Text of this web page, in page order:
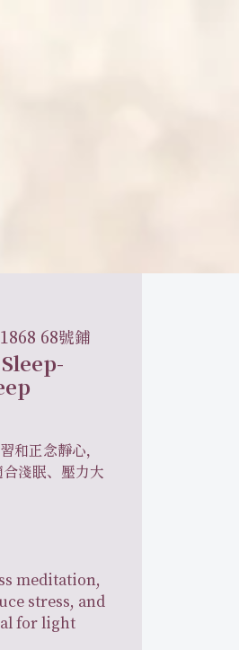
68號鋪
和正念靜心，
淺眠、壓力大
meditation,
stress, and
for light